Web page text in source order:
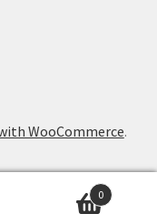
WooCommerce.
0